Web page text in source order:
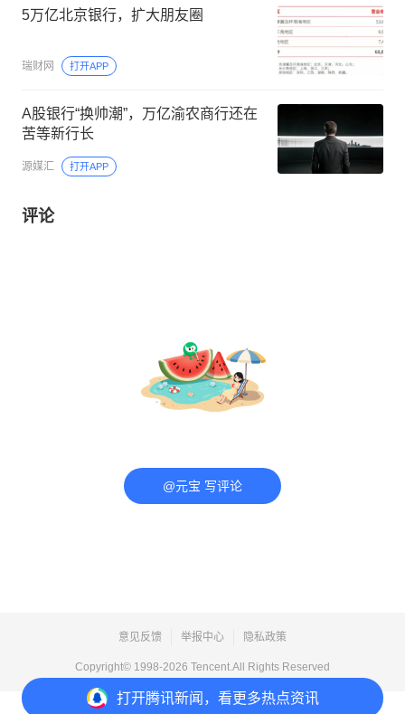
打开腾讯新闻，看更多热点资讯
5万亿北京银行，扩大朋友圈
瑞财网 打开APP
A股银行“换帅潮”，万亿渝农商行还在
苦等新行长
源媒汇 打开APP
评论
@元宝 写评论
意见反馈 举报中心 隐私政策
Copyright© 1998-2026 Tencent.All Rights Reserved